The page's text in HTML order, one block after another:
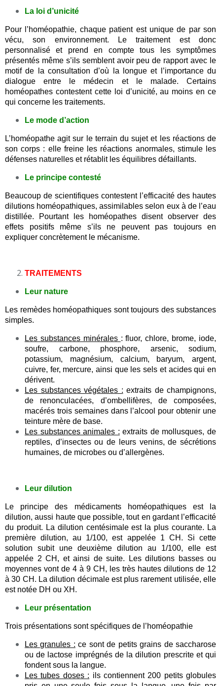
La loi d’unicité
Pour l’homéopathie, chaque patient est unique de par son
vécu, son environnement. Le traitement est donc
personnalisé et prend en compte tous les symptômes
présentés même s’ils semblent avoir peu de rapport avec le
motif de la consultation d’où la longue et l’importance du
dialogue entre le médecin et le malade. Certains
homéopathes contestent cette loi d’unicité, au moins en ce
qui concerne les traitements.
Le mode d’action
L’homéopathe agit sur le terrain du sujet et les réactions de
son corps : elle freine les réactions anormales, stimule les
défenses naturelles et rétablit les équilibres défaillants.
Le principe contesté
Beaucoup de scientifiques contestent l’efficacité des hautes
dilutions homéopathiques, assimilables selon eux à de l’eau
distillée. Pourtant les homéopathes disent observer des
effets positifs même s’ils ne peuvent pas toujours en
expliquer concrètement le mécanisme.
TRAITEMENTS
Leur nature
Les remèdes homéopathiques sont toujours des substances
simples.
Les substances minérales : fluor, chlore, brome, iode,
soufre, carbone, phosphore, arsenic, sodium,
potassium, magnésium, calcium, baryum, argent,
cuivre, fer, mercure, ainsi que les sels et acides qui en
dérivent.
Les substances végétales : extraits de champignons,
de renonculacées, d’ombellifères, de composées,
macérés trois semaines dans l’alcool pour obtenir une
teinture mère de base.
Les substances animales : extraits de mollusques, de
reptiles, d’insectes ou de leurs venins, de sécrétions
humaines, de microbes ou d’allergènes.
Leur dilution
Le principe des médicaments homéopathiques est la
dilution, aussi haute que possible, tout en gardant l’efficacité
du produit. La dilution centésimale est la plus courante. La
première dilution, au 1/100, est appelée 1 CH. Si cette
solution subit une deuxième dilution au 1/100, elle est
appelée 2 CH, et ainsi de suite. Les dilutions basses ou
moyennes vont de 4 à 9 CH, les très hautes dilutions de 12
à 30 CH. La dilution décimale est plus rarement utilisée, elle
est notée DH ou XH.
Leur présentation
Trois présentations sont spécifiques de l’homéopathie
Les granules : ce sont de petits grains de saccharose
ou de lactose imprégnés de la dilution prescrite et qui
fondent sous la langue.
Les tubes doses : ils contiennent 200 petits globules